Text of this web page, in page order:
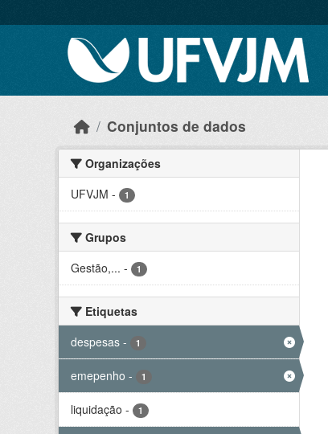
Conjuntos de dados
Organizações
UFVJM - 1
Grupos
Gestão,... - 1
Etiquetas
despesas - 1
emepenho - 1
liquidação - 1